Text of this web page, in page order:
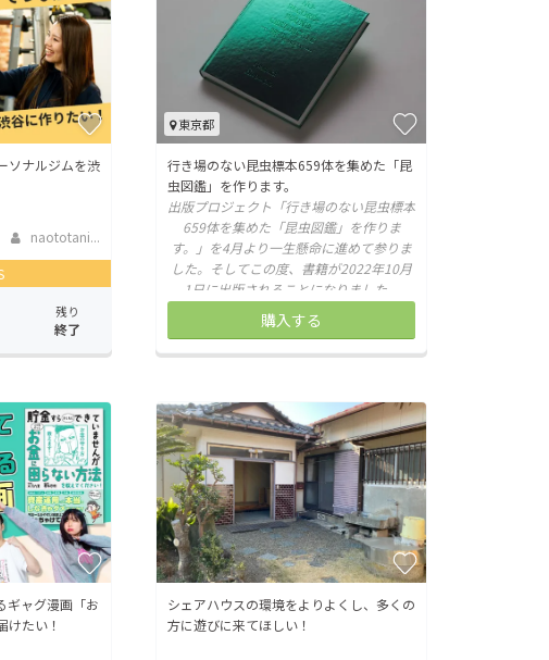
ソナルジムを渋
naototani...
残り
終了
東京都
行き場のない昆虫標本659体を集めた「昆
虫図鑑」を作ります。
出版プロジェクト「行き場のない昆虫標本
659体を集めた「昆虫図鑑」を作りま
す。」を4月より一生懸命に進めて参りま
した。そしてこの度、書籍が2022年10月
1日に出版されることになりました。
購入する
ギャグ漫画「お
けたい！
シェアハウスの環境をよりよくし、多くの
方に遊びに来てほしい！